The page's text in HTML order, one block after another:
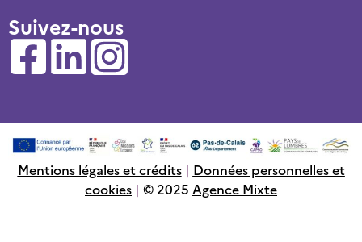
Suivez-nous
Mentions légales et crédits | Données personnelles et
cookies | © 2025 Agence Mixte